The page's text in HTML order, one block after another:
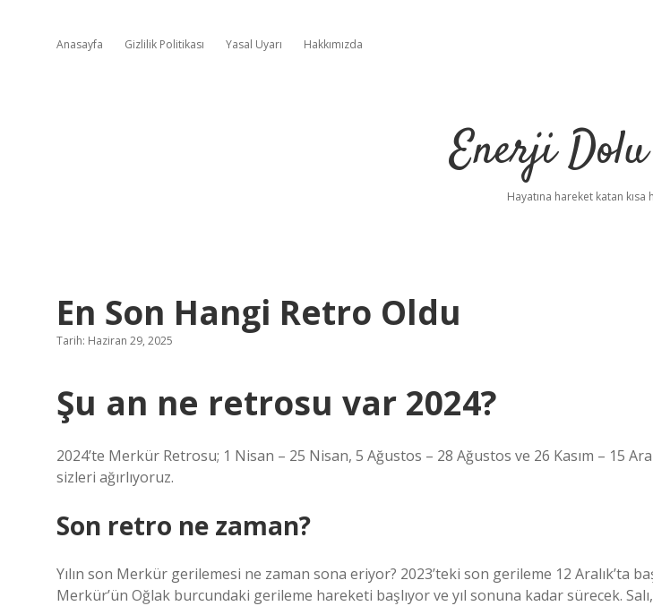
Anasayfa Gizlilik Politikası Yasal Uyarı Hakkımızda
Enerji
Hayatına hareket katan kısa
En Son Hangi Retro Oldu
Tarih: Haziran 29, 2025
Şu an ne retrosu var 2024?
2024’te Merkür Retrosu; 1 Nisan – 25 Nisan, 5 Ağustos – 28 Ağustos ve 26 Kasım – 15
sizleri ağırlıyoruz.
Son retro ne zaman?
Yılın son Merkür gerilemesi ne zaman sona eriyor? 2023’teki son gerileme 12 Aralık’ta
Merkür’ün Oğlak burcundaki gerileme hareketi başlıyor ve yıl sonuna kadar sürecek. Salı,